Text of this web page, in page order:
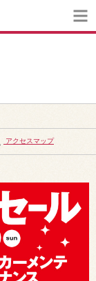
アクセスマップ